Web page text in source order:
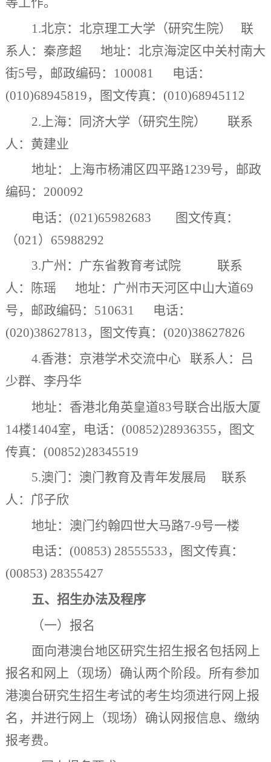
1.北京：北京理工大学（研究生院）
联
系人：秦彦超
地址：北京海淀区中关村南大
街5号，邮政编码： 100081
电话：
(010)68945819，图文传真： (010)68945112
2. 上海：同济大学（研究生院）
联系
人：黄建业
地址：上海市杨浦区四平路1239号， 邮政
编码： 200092
电话： (021)65982683
图文传真：
（021） 65988292
3.广州：广东省教育考试院
联系
人：
陈瑶 地址：广州市天河区中山大道69
号，邮政编码： 510631
电话：
(020)38627813，图文传真： (020)38627826
4.香港：京港学术交流中心 联系人： 吕
少群、李丹华
地址：香港北角英皇道83号联合出版大厦
14楼1404室， 电话： (00852)28936355，图文
传真： (00852)28345519
5.澳门：澳门教育及青年发展局
联系
人： 邝子欣
地址：澳门约翰四世大马路7-9号一楼
电话： (00853) 28555533，图文传真：
(00853) 28355427
五、招生办法及程序
（一）报名
面向港澳台地区研究生招生报名包括网上
报名和 网上（现场） 确认两个阶段。所有参加
港澳台研究生招生考试的考生均须进行网上报
名，并进行网上（现场） 确认网报信息、缴纳
报考费。